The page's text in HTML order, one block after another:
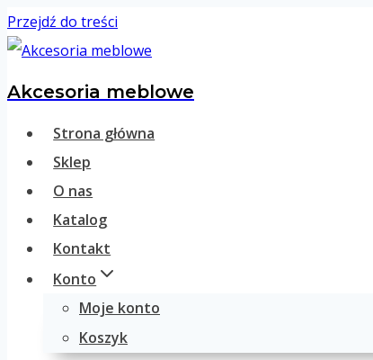
Przejdź do treści
Akcesoria meblowe
Strona główna
Sklep
O nas
Katalog
Kontakt
Konto
Moje konto
Koszyk